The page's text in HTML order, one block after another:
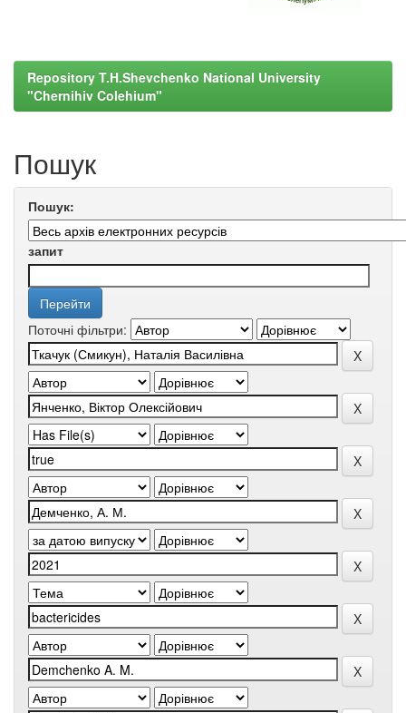
Repository T.H.Shevchenko National University
"Chernihiv Colehium"
Пошук
Пошук:
запит
Поточні фільтри: